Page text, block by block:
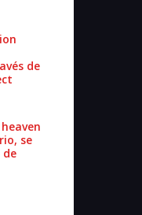
de
se
de